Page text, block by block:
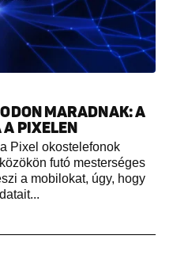
MARADNAK: A
PIXELEN
Pixel okostelefonok
futó mesterséges
a mobilokat, úgy, hogy